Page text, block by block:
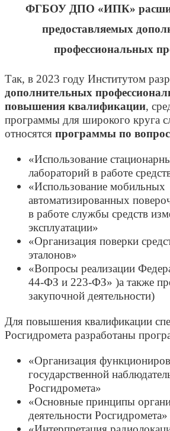
ФГБОУ ДПО «ИПК»
предоставляемых
профессиональных
Так, в 2023 году Институтом
дополнительных
повышения квалификации,
программы для широкого круга
относятся программы по
«Использование
лабораторий в работе
«Использование мобильных
автоматизированных
в работе службы средств
эксплуатации»
«Организация поверки
эталонов»
«Вопросы реализации
44-ФЗ и 223-ФЗ» )а также
закупочной деятельности)
Для повышения квалификации
Росгидромета разработаны
«Организация
государственной
Росгидромета»
«Основные принципы
деятельности Росгидромета»